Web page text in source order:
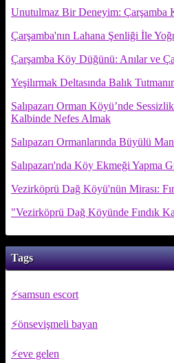
Unutulmaz Bir Deneyim: Çarşamba
Çarşamba'nın Lahana Şenliği İle
Çarşamba Köy Düğünü: Anılar ve
Yeşilırmak Deltasında Balık
Salıpazarı Orman Köyü’nde
Kalbinde Nefes Almak
Salıpazarı Ormanlarında Büyülü
Salıpazarı'nda Köy Ekmeği Yapma
Vezirköprü Dağ Köyü'nün Mirası:
"Vezirköprü Dağ Köyünde Fındık
Tags
samsun escort
önsevişmeli bayan
eve gelen